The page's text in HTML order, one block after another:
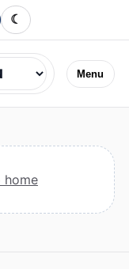
☾
Menu
Jazyk
home